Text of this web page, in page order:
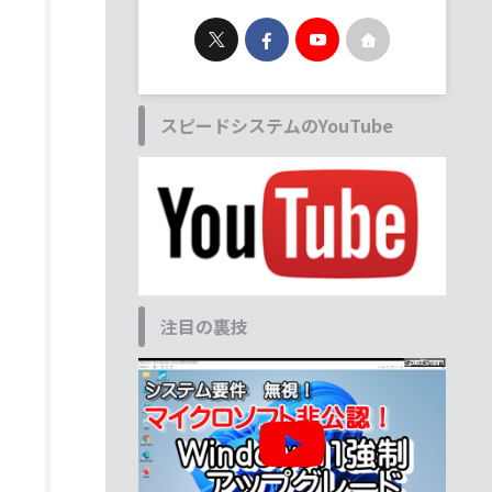
スピードシステムのYouTube
注目の裏技